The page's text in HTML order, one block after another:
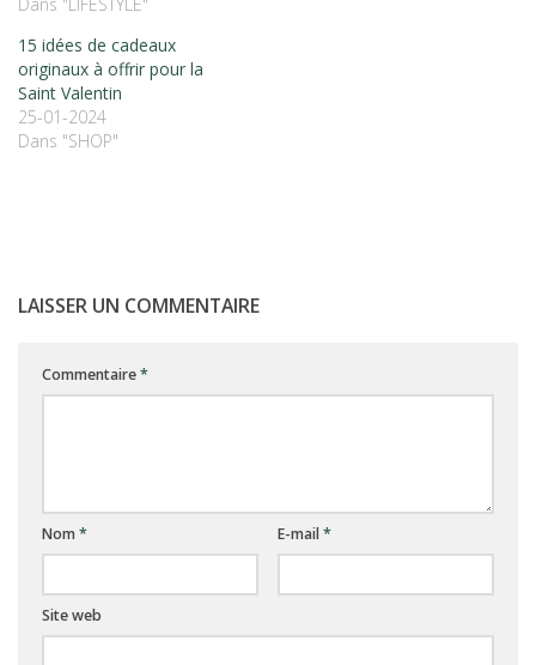
15 idées de cadeaux
originaux à offrir pour la
Saint Valentin
25-01-2024
Dans "SHOP"
LAISSER UN COMMENTAIRE
Commentaire*
Nom * E-mail*
Site web